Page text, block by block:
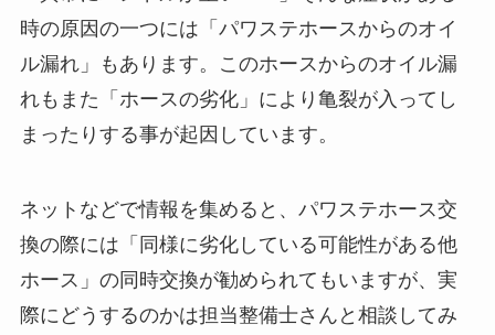
時の原因の一つには「パワステホースからのオイ
ル漏れ」もあります。このホースからのオイル漏
れもまた「ホースの劣化」により亀裂が入ってし
まったりする事が起因しています。
ネットなどで情報を集めると、パワステホース交
換の際には「同様に劣化している可能性がある他
ホース」の同時交換が勧められてもいますが、実
際にどうするのかは担当整備士さんと相談してみ